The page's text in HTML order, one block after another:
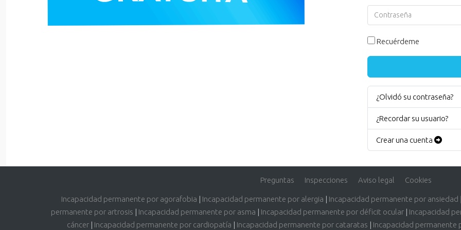
Contraseña
Recuérdeme
¿Olvidó su contraseña?
¿Recordar su usuario?
Crear una cuenta
Preguntas Inspecciones Aviso legal Cookies
Incapacidad permanente por agorafobia | Incapacidad permanente por alergia | Incapacidad permanente por ansiedad
permanente por artrosis | Incapacidad permanente por asma | Incapacidad permanente por déficit ocular | Incapacidad
cáncer | Incapacidad permanente por cardiopatía | Incapacidad permanente por cataratas | Incapacidad permanente